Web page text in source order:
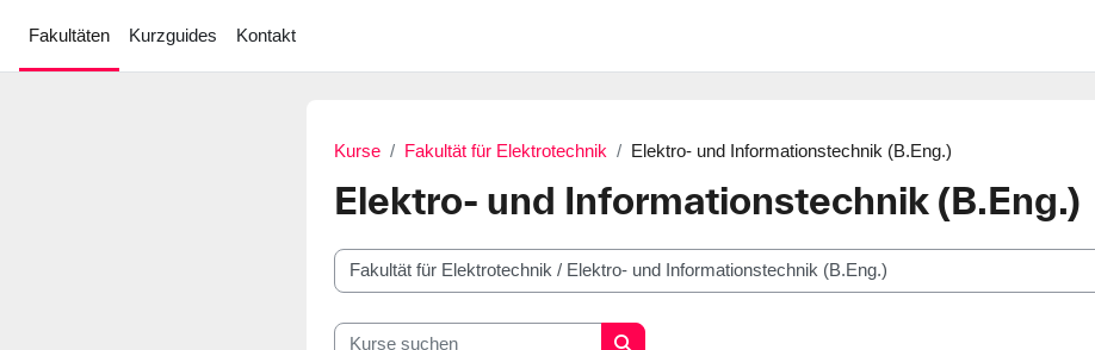
Fakultäten
Kurzguides Kontakt
Kurse
Fakultät für Elektrotechnik Elektro- und Informationstechnik (B.Eng.)
Elektro- und Informationstechnik (B.Eng.)
Kursbereiche
Kurse suchen